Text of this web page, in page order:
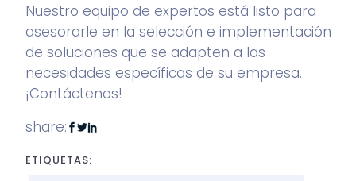
Nuestro equipo de expertos está listo para
asesorarle en la selección e implementación
de soluciones que se adapten a las
necesidades específicas de su empresa.
¡Contáctenos!
share:
ETIQUETAS: